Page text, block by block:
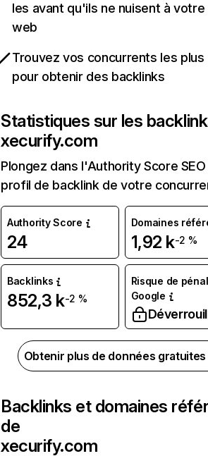
les avant qu'ils ne nuisent à
web
Trouvez vos concurrents les
pour obtenir des backlinks
Statistiques sur les
xecurify.com
Plongez dans l'Authority Score
profil de backlink de votre
Authority Score
24
Domaines
1,92 k-2 %
Backlinks
852,3 k-2 %
Risque de
Google
Obtenir plus de données
Backlinks et domaines
de
xecurify.com